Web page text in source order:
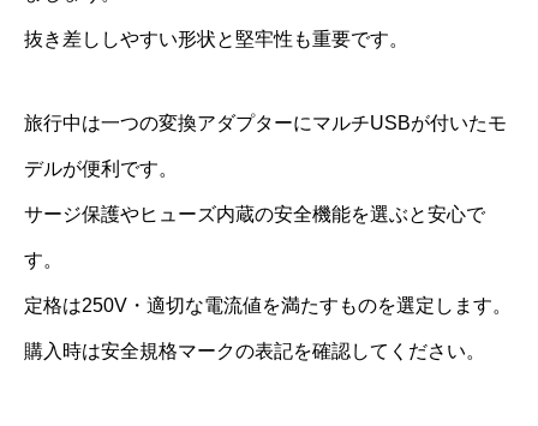
抜き差ししやすい形状と堅牢性も重要です。
旅行中は一つの変換アダプターにマルチUSBが付いたモ
デルが便利です。
サージ保護やヒューズ内蔵の安全機能を選ぶと安心で
す。
定格は250V・適切な電流値を満たすものを選定します。
購入時は安全規格マークの表記を確認してください。